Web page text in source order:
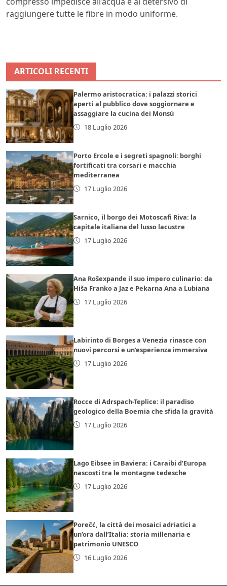
raggiungere tutte le fibre in modo uniforme.
ARTICOLI RECENTI
Palermo aristocratica: i palazzi storici
aperti al pubblico dove soggiornare e
assaggiare la cucina dei Monsù
18 Luglio 2026
Porto Ercole e i segreti spagnoli: borghi
fortificati tra corsari e macchia
mediterranea
17 Luglio 2026
Sarnico, il borgo dei Motoscafi Riva: la
capitale italiana del lusso lacustre
17 Luglio 2026
Ana Rošexpande il suo impero culinario: da
Hiša Franko a Jaz e Pekarna Ana a Lubiana
17 Luglio 2026
Labirinto di Borges a Venezia rinasce con
nuovi percorsi e un’esperienza immersiva
17 Luglio 2026
Rocce di Adrspach-Teplice: il paradiso
geologico della Boemia che sfida la gravità
17 Luglio 2026
Lago Eibsee in Baviera: i Caraibi d’Europa
nascosti tra le montagne tedesche
17 Luglio 2026
Porečć, la città dei mosaici adriatici a
un’ora dall’Italia: storia millenaria e
patrimonio UNESCO
16 Luglio 2026